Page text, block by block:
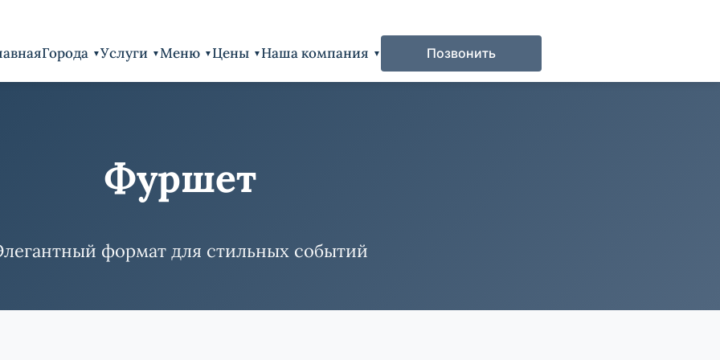
Города Услуги Меню Цены Наша компания Позвонить
Фуршет
формат для стильных событий